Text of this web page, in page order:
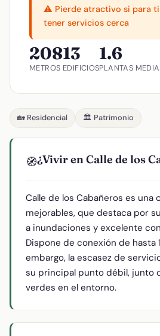
⚠️ Pierde atractivo si para
tener servicios cerca
208
METROS
13
EDIFICIOS
1.6
PLANTAS MEDIA
🏡 Residencial 🏛️ Patrimonio
🧭¿Vivir en Calle de los
Calle de los Cabañeros es una
mejorables, que destaca por
a inundaciones y excelente
Dispone de conexión de hasta
embargo, la escasez de
su principal punto débil, junto
verdes en el entorno.